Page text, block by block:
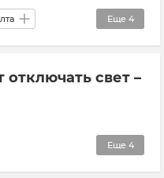
Еще 4
отключать свет –
Еще 4